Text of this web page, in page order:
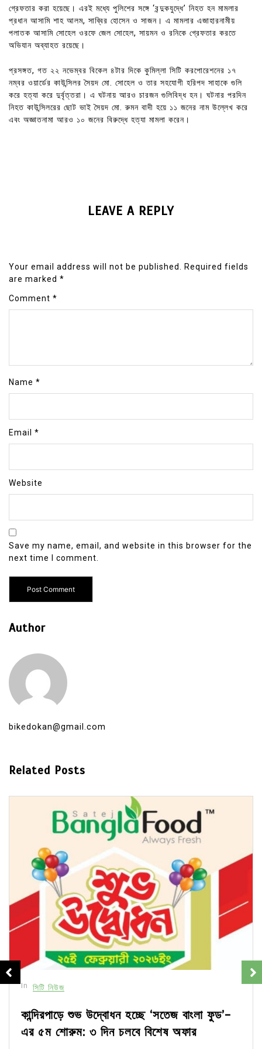
গ্রেফতার করা হয়েছে। এরই মধ্যে পুলিশের সঙ্গে ‘বন্দুকযুদ্ধে’ নিহত হন মামলার
প্রধান আসামি শাহ আলম, সাব্বির হোসেন ও সাজন। এ মামলার এজাহারনামীয়
পলাতক আসামি সোহেল ওরফে জেল সোহেল, সায়মন ও রনিকে গ্রেফতার করতে
অভিযান অব্যাহত রয়েছে।
প্রসঙ্গত, গত ২২ নভেম্বর বিকেল ৪টার দিকে কুমিল্লা সিটি করপোরেশনের ১৭
নম্বর ওয়ার্ডের কাউন্সিলর সৈয়দ মো. সোহেল ও তার সহযোগী হরিপদ সাহাকে গুলি
করে হত্যা করে দুর্বৃত্তরা। এ ঘটনায় আরও চারজন গুলিবিদ্ধ হন। ঘটনার পরদিন
নিহত কাউন্সিলরের ছোট ভাই সৈয়দ মো. রুমন বাদী হয়ে ১১ জনের নাম উল্লেখ করে
এবং অজ্ঞাতনামা আরও ১০ জনের বিরুদ্ধে হত্যা মামলা করেন।
LEAVE A REPLY
Your email address will not be published. Required fields
are marked *
Comment *
Name *
Email *
Website
Save my name, email, and website in this browser for the
next time I comment.
Author
bikedokan@gmail.com
Related Posts
In সিটি নিউজ
কান্দিরপাড়ে শুভ উদ্বোধন হচ্ছে ‘সতেজ বাংলা ফুড’-
এর ৫ম শোরুম: ৩ দিন চলবে বিশেষ অফার